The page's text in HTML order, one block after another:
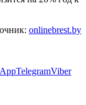
onlinebrest.by
TelegramViber